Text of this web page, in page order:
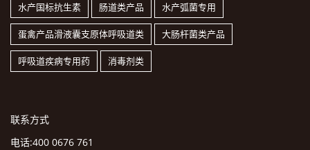
水产国标抗生素 肠道类产品 水产弧菌专用
蛋禽产品滑液囊支原体呼吸道类 大肠杆菌类产品
呼吸道疾病专用药 消毒剂类
联系方式
电话:400 0676 761